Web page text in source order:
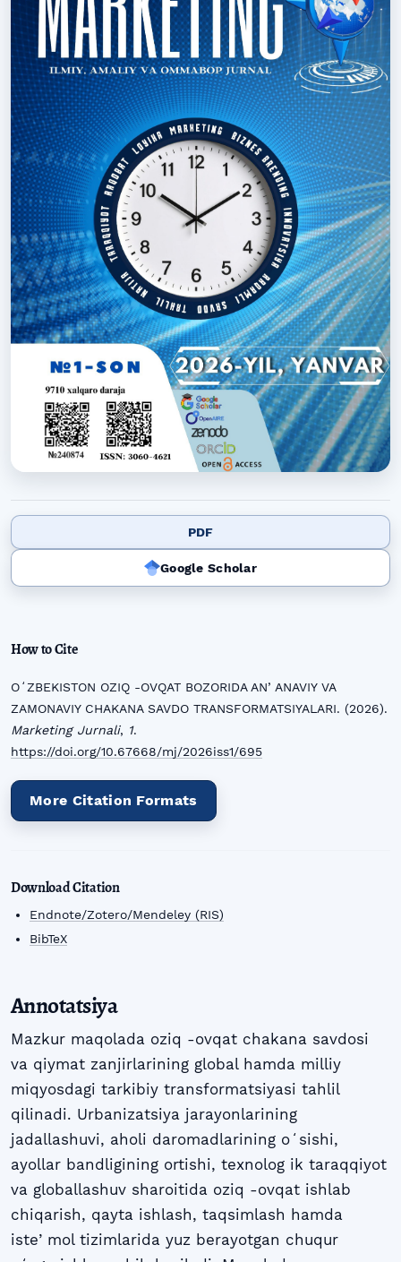
PDF
Google Scholar
How to Cite
OʻZBEKISTON OZIQ -OVQAT BOZORIDA ANʼANAVIY VA
ZAMONAVIY CHAKANA SAVDO TRANSFORMATSIYALARI. (2026).
Marketing Jurnali, 1.
https://doi.org/10.67668/mj/2026iss1/695
More Citation Formats
Download Citation
Endnote/Zotero/Mendeley (RIS)
BibTeX
Annotatsiya
Mazkur maqolada oziq -ovqat chakana savdosi
va qiymat zanjirlarining global hamda milliy
miqyosdagi tarkibiy transformatsiyasi tahlil
qilinadi. Urbanizatsiya jarayonlarining
jadallashuvi, aholi daromadlarining oʻsishi,
ayollar bandligining ortishi, texnolog ik taraqqiyot
va globallashuv sharoitida oziq -ovqat ishlab
chiqarish, qayta ishlash, taqsimlash hamda
isteʼmol tizimlarida yuz berayotgan chuqur